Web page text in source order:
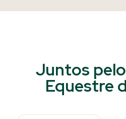
Juntos
Equestre